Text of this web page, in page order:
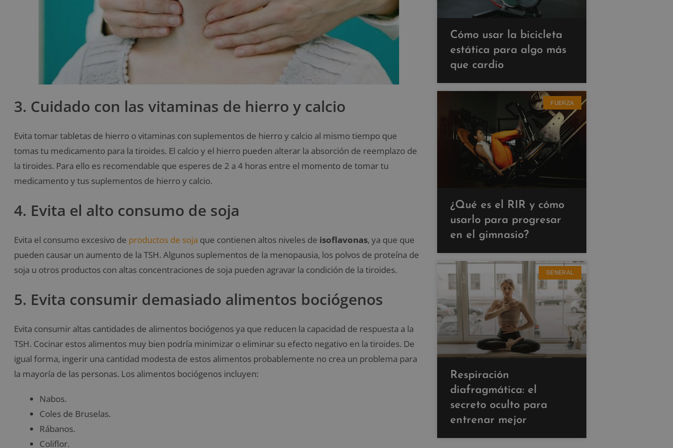
3. Cuidado con las vitaminas de hierro y calcio
Evita tomar tabletas de hierro o vitaminas con suplementos de hierro y calcio al mismo tiempo que
tomas tu medicamento para la tiroides. El calcio y el hierro pueden alterar la absorción de reemplazo de
la tiroides. Para ello es recomendable que esperes de 2 a 4 horas entre el momento de tomar tu
medicamento y tus suplementos de hierro y calcio.
4. Evita el alto consumo de soja
Evita el consumo excesivo de productos de soja que contienen altos niveles de isoflavonas, ya que que
pueden causar un aumento de la TSH. Algunos suplementos de la menopausia, los polvos de proteína de
soja u otros productos con altas concentraciones de soja pueden agravar la condición de la tiroides.
5. Evita consumir demasiado alimentos bociógenos
Evita consumir altas cantidades de alimentos bociógenos ya que reducen la capacidad de respuesta a la
TSH. Cocinar estos alimentos muy bien podría minimizar o eliminar su efecto negativo en la tiroides. De
igual forma, ingerir una cantidad modesta de estos alimentos probablemente no crea un problema para
la mayoría de las personas. Los alimentos bociógenos incluyen:
Nabos.
Coles de Bruselas.
Rábanos.
Coliflor.
Cómo usar la bicicleta
estática para algo más
que cardio
FUERZA
¿Qué es el RIR y cómo
usarlo para progresar
en el gimnasio?
GENERAL
Respiración
diafragmática: el
secreto oculto para
entrenar mejor